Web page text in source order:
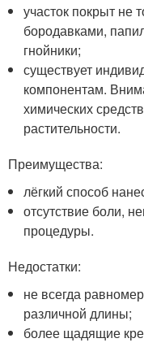
участок покрыт не
бородавками,
гнойники;
существует
компонентам.
химических
растительности.
Преимущества:
лёгкий способ
отсутствие боли,
процедуры.
Недостатки:
не всегда
различной длины;
более щадящие